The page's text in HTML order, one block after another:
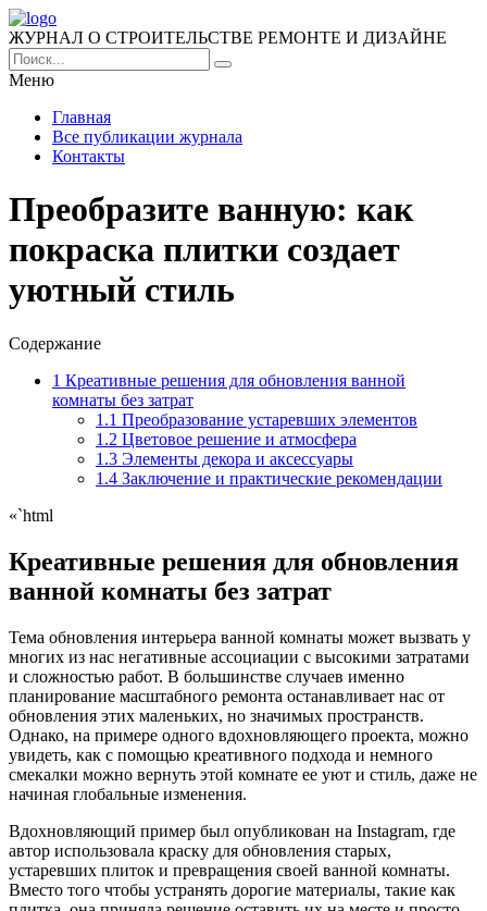
ЖУРНАЛ О СТРОИТЕЛЬСТВЕ РЕМОНТЕ И ДИЗАЙНЕ
Меню
Главная
Все публикации журнала
Контакты
Преобразите ванную: как
покраска плитки создает
уютный стиль
Содержание
1 Креативные решения для обновления ванной
комнаты без затрат
1.1 Преобразование устаревших элементов
1.2 Цветовое решение и атмосфера
1.3 Элементы декора и аксессуары
1.4 Заключение и практические рекомендации
«`html
Креативные решения для обновления
ванной комнаты без затрат
Тема обновления интерьера ванной комнаты может вызвать у
многих из нас негативные ассоциации с высокими затратами
и сложностью работ. В большинстве случаев именно
планирование масштабного ремонта останавливает нас от
обновления этих маленьких, но значимых пространств.
Однако, на примере одного вдохновляющего проекта, можно
увидеть, как с помощью креативного подхода и немного
смекалки можно вернуть этой комнате ее уют и стиль, даже не
начиная глобальные изменения.
Вдохновляющий пример был опубликован на Instagram, где
автор использовала краску для обновления старых,
устаревших плиток и превращения своей ванной комнаты.
Вместо того чтобы устранять дорогие материалы, такие как